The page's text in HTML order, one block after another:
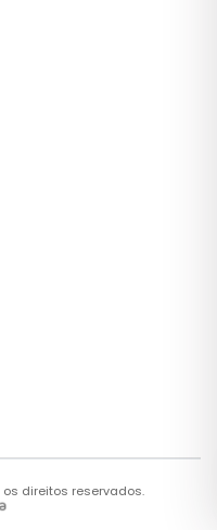
os direitos reservados.